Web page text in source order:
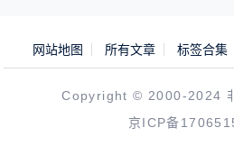
网站地图 所有文章 标签合集
Copyright © 2000-2024
京ICP备